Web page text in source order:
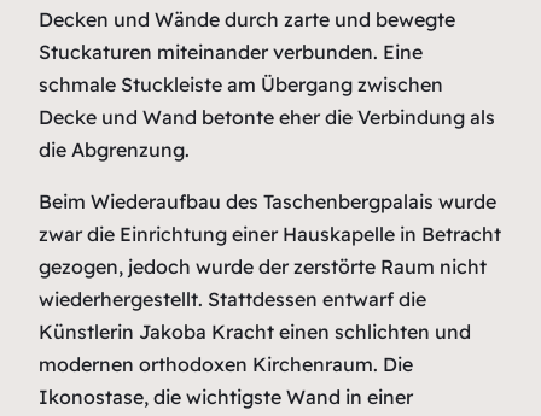
Decken und Wände durch zarte und bewegte
Stuckaturen miteinander verbunden. Eine
schmale Stuckleiste am Übergang zwischen
Decke und Wand betonte eher die Verbindung als
die Abgrenzung.
Beim Wiederaufbau des Taschenbergpalais wurde
zwar die Einrichtung einer Hauskapelle in Betracht
gezogen, jedoch wurde der zerstörte Raum nicht
wiederhergestellt. Stattdessen entwarf die
Künstlerin Jakoba Kracht einen schlichten und
modernen orthodoxen Kirchenraum. Die
Ikonostase, die wichtigste Wand in einer